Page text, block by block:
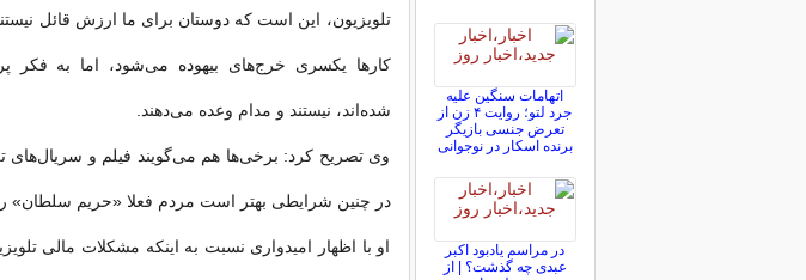
تلویزیون، این است که دوستان برای ما ارزش قائل
کارها یکسری خرج‌های بیهوده می‌شود، اما به فکر
شده‌اند، نیستند و مدام وعده‌ می‌دهند.
وی تصریح کرد: برخی‌ها هم می‌گویند فیلم و سریال‌های
در چنین شرایطی بهتر است مردم فعلا «حریم سلطان» را
او با اظهار امیدواری نسبت به اینکه مشکلات مالی
اتهامات سنگین علیه
جرد لتو؛ روایت ۴ زن از
تعرض جنسی بازیگر
برنده اسکار در نوجوانی
در مراسم یادبود اکبر
عبدی چه گذشت؟ | از